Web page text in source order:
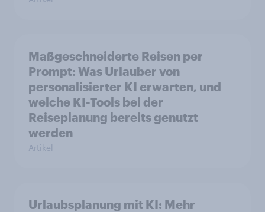
Maßgeschneiderte Reisen per
Prompt: Was Urlauber von
personalisierter KI erwarten, und
welche KI-Tools bei der
Reiseplanung bereits genutzt
werden
Artikel
Urlaubsplanung mit KI: Mehr